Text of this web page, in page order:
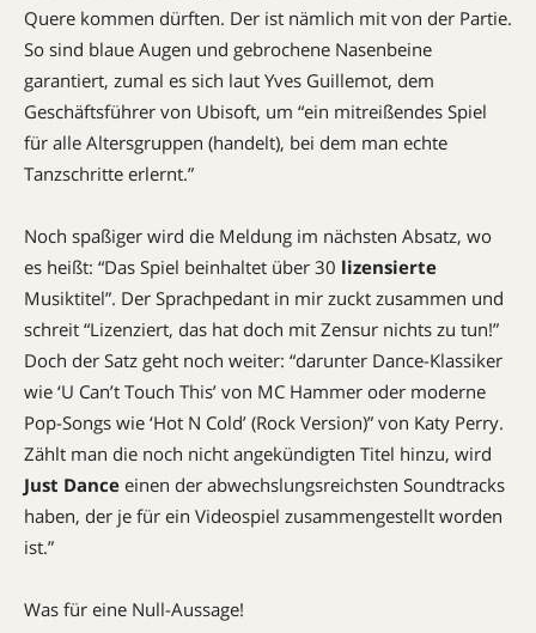
Quere kommen dürften. Der ist nämlich mit von der Partie.
So sind blaue Augen und gebrochene Nasenbeine
garantiert, zumal es sich laut Yves Guillemot, dem
Geschäftsführer von Ubisoft, um “ein mitreißendes Spiel
für alle Altersgruppen (handelt), bei dem man echte
Tanzschritte erlernt.”
Noch spaßiger wird die Meldung im nächsten Absatz, wo
es heißt: “Das Spiel beinhaltet über 30 lizensierte
Musiktitel”. Der Sprachpedant in mir zuckt zusammen und
schreit “Lizenziert, das hat doch mit Zensur nichts zu tun!”
Doch der Satz geht noch weiter: “darunter Dance-Klassiker
wie ‘U Can’t Touch This’ von MC Hammer oder moderne
Pop-Songs wie ‘Hot N Cold’ (Rock Version)” von Katy Perry.
Zählt man die noch nicht angekündigten Titel hinzu, wird
Just Dance einen der abwechslungsreichsten Soundtracks
haben, der je für ein Videospiel zusammengestellt worden
ist.”
Was für eine Null-Aussage!